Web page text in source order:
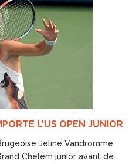
L'US OPEN JUNIOR
Jeline Vandromme
Chelem junior avant de